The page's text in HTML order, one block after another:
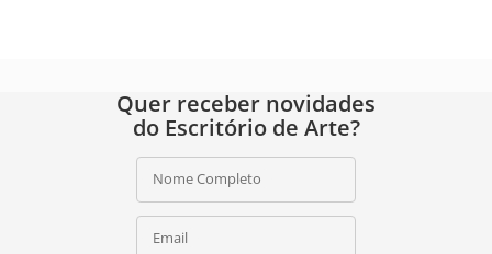
Quer receber novidades
do Escritório de Arte?
Nome Completo
Email